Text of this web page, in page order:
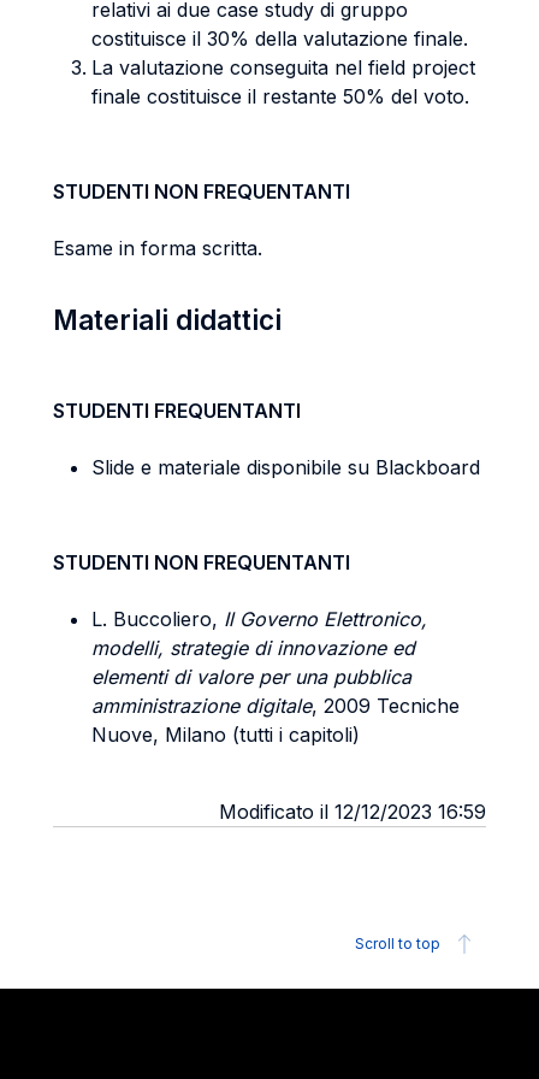
relativi ai due case study di gruppo
costituisce il 30% della valutazione finale.
La valutazione conseguita nel field project
finale costituisce il restante 50% del voto.
STUDENTI NON FREQUENTANTI
Esame in forma scritta.
Materiali didattici
STUDENTI FREQUENTANTI
Slide e materiale disponibile su Blackboard
STUDENTI NON FREQUENTANTI
L. Buccoliero, Il Governo Elettronico,
modelli, strategie di innovazione ed
elementi di valore per una pubblica
amministrazione digitale, 2009 Tecniche
Nuove, Milano (tutti i capitoli)
Modificato il 12/12/2023 16:59
Scroll to top